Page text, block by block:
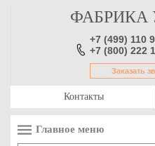
ФАБРИКА
+7 (499) 110
+7 (800) 222
Заказать
Контакты
Главное меню